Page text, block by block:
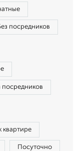
посредников
посредников
квартире
Посуточно